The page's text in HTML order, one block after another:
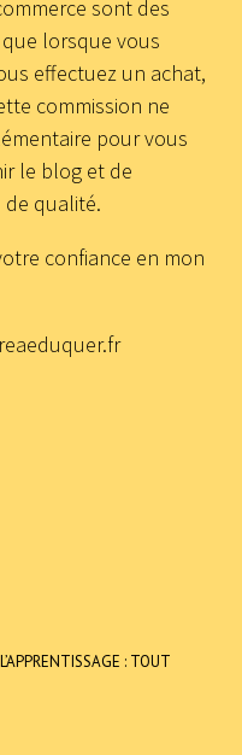
sont des
que lorsque vous
effectuez un achat,
commission ne
pour vous
le blog et de
qualité.
confiance en mon
: TOUT